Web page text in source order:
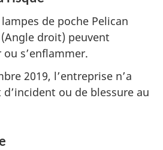
de poche Pelican
(Angle droit) peuvent
s’enflammer.
2019, l’entreprise n’a
ou de blessure au